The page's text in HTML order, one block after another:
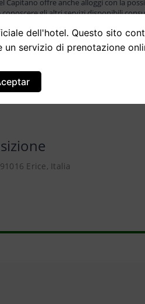
Capitano offre anche alloggi con la
gli altri servizi disponibili
accomodazione sono disponibili
altri comfort messi a disposizione da
Erice, Italia
dell'hotel. Questo sito
servizio di prenotazione